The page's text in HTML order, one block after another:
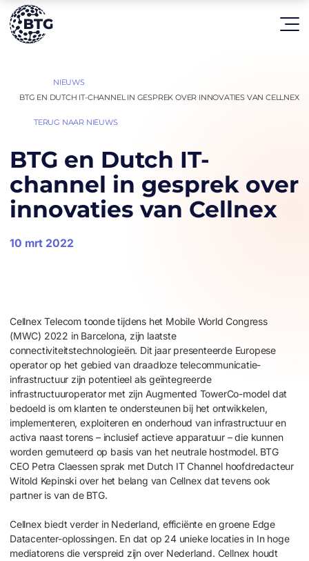
TERUG NAAR NIEUWS
NIEUWS
BTG EN DUTCH IT-CHANNEL IN GESPREK OVER INNOVATIES VAN CELLNEX
BTG en Dutch IT-
channel in gesprek over
innovaties van Cellnex
10 mrt 2022
Cellnex Telecom toonde tijdens het Mobile World Congress
(MWC) 2022 in Barcelona, zijn laatste
connectiviteitstechnologieën. Dit jaar presenteerde Europese
operator op het gebied van draadloze telecommunicatie-
infrastructuur zijn potentieel als geïntegreerde
infrastructuuroperator met zijn Augmented TowerCo-model dat
bedoeld is om klanten te ondersteunen bij het ontwikkelen,
implementeren, exploiteren en onderhoud van infrastructuur en
activa naast torens – inclusief actieve apparatuur – die kunnen
worden gemuteerd op basis van het neutrale hostmodel. BTG
CEO Petra Claessen sprak met Dutch IT Channel hoofdredacteur
Witold Kepinski over het belang van Cellnex dat tevens ook
partner is van de BTG.
Cellnex biedt verder in Nederland, efficiënte en groene Edge
Datacenter-oplossingen. En dat op 24 unieke locaties in In hoge
mediatorens die verspreid zijn over Nederland. Cellnex houdt